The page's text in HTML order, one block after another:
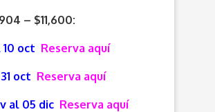
– $11,600:
10 oct Reserva aquí
oct Reserva aquí
al 05 dic Reserva aquí